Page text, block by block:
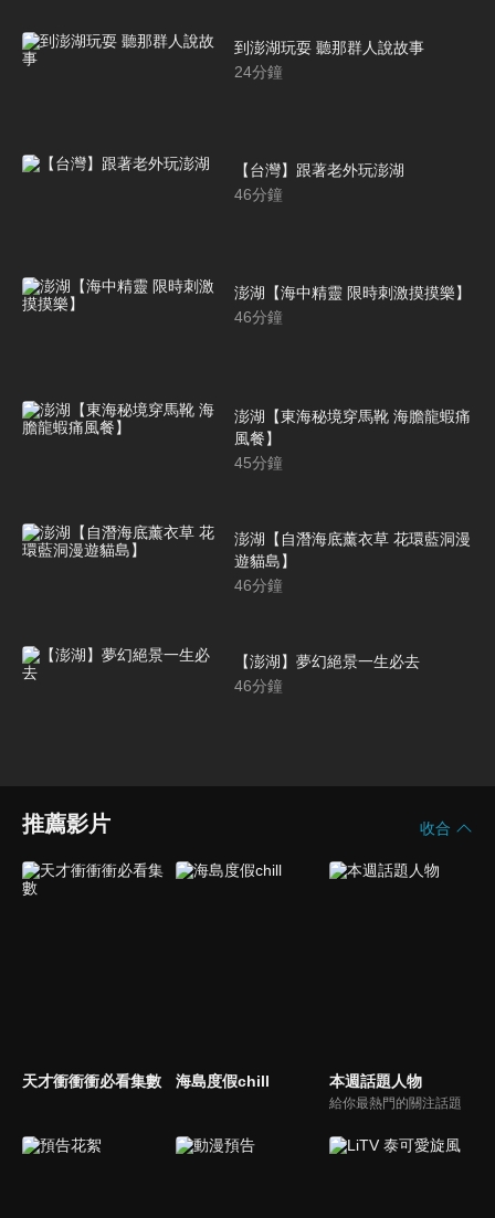
到澎湖玩耍 聽那群人說故事
24分鐘
【台灣】跟著老外玩澎湖
46分鐘
澎湖【海中精靈 限時刺激摸摸樂】
46分鐘
澎湖【東海秘境穿馬靴 海膽龍蝦痛
風餐】
45分鐘
澎湖【自潛海底薰衣草 花環藍洞漫
遊貓島】
46分鐘
【澎湖】夢幻絕景一生必去
46分鐘
推薦影片 收合
天才衝衝衝必看集數 海島度假chill 本週話題人物
給你最熱門的關注話題